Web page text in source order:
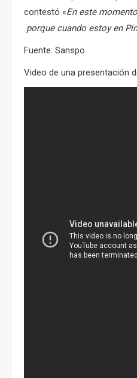
contestó «En este
porque cuando estoy en
Fuente: Sanspo
Video de una presentación